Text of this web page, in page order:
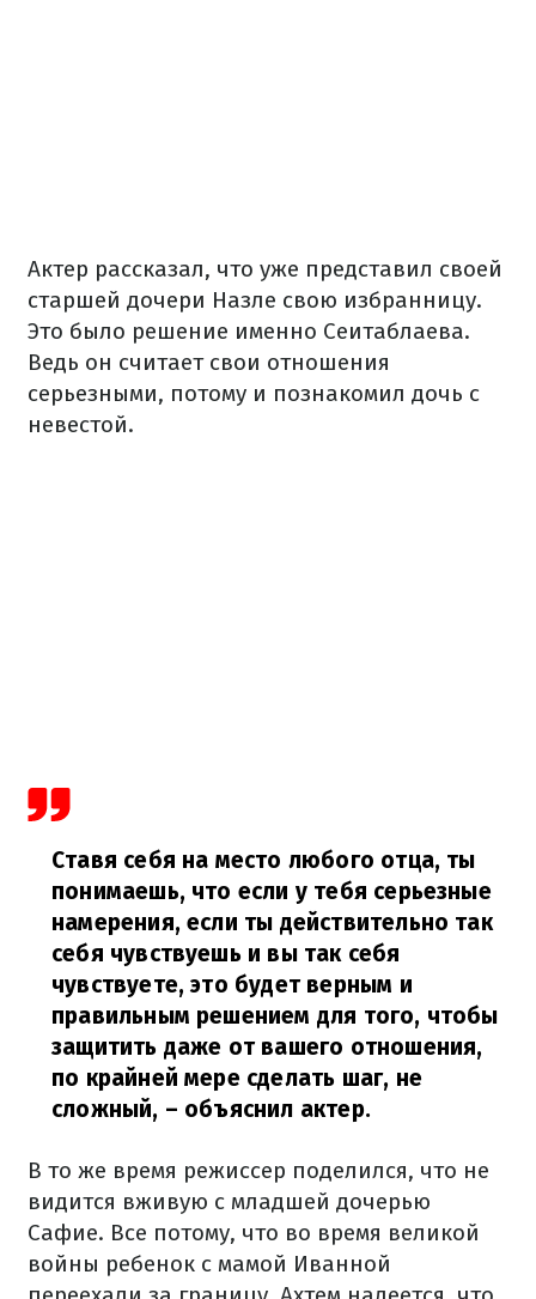
Актер рассказал, что уже представил своей
старшей дочери Назле свою избранницу.
Это было решение именно Сеитаблаева.
Ведь он считает свои отношения
серьезными, потому и познакомил дочь с
невестой.
Ставя себя на место любого отца, ты
понимаешь, что если у тебя серьезные
намерения, если ты действительно так
себя чувствуешь и вы так себя
чувствуете, это будет верным и
правильным решением для того, чтобы
защитить даже от вашего отношения,
по крайней мере сделать шаг, не
сложный, – объяснил актер.
В то же время режиссер поделился, что не
видится вживую с младшей дочерью
Сафие. Все потому, что во время великой
войны ребенок с мамой Иванной